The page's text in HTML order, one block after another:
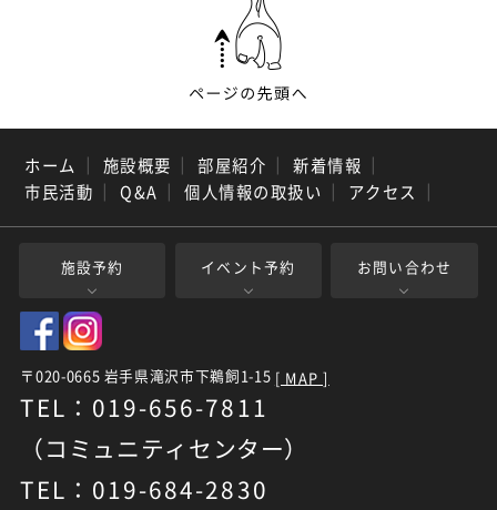
ホーム ｜ 施設概要 ｜ 部屋紹介 ｜ 新着情報 ｜
市民活動 ｜ Q&A ｜ 個人情報の取扱い ｜ アクセス ｜
施設予約 イベント予約 お問い合わせ
〒020-0665 岩手県滝沢市下鵜飼1-15 [ MAP ]
TEL：019-656-7811
（コミュニティセンター）
TEL：019-684-2830